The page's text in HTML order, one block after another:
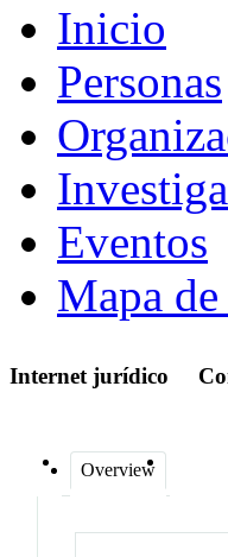
Inicio
Personas
Eventos
Mapa de
Internet jurídico
Overview